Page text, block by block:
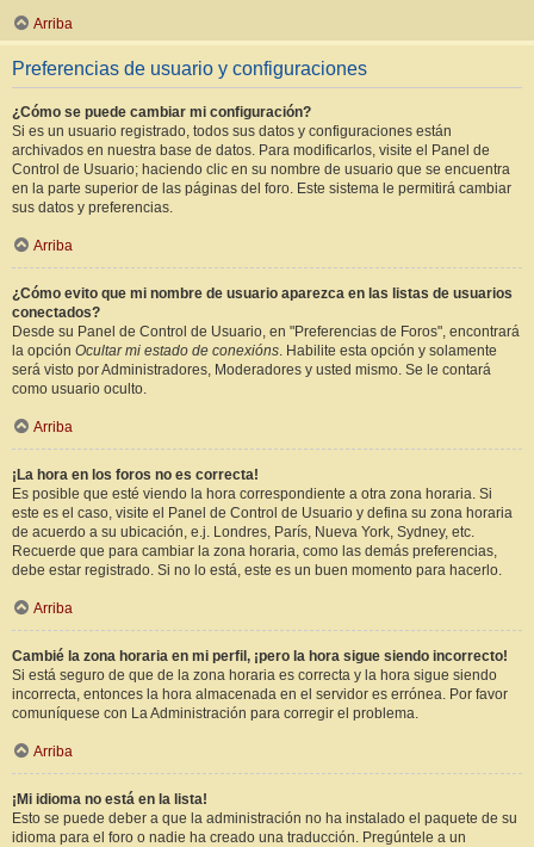
Arriba
Preferencias de usuario y configuraciones
¿Cómo se puede cambiar mi configuración?
Si es un usuario registrado, todos sus datos y configuraciones están
archivados en nuestra base de datos. Para modificarlos, visite el Panel de
Control de Usuario; haciendo clic en su nombre de usuario que se encuentra
en la parte superior de las páginas del foro. Este sistema le permitirá cambiar
sus datos y preferencias.
Arriba
¿Cómo evito que mi nombre de usuario aparezca en las listas de usuarios
conectados?
Desde su Panel de Control de Usuario, en "Preferencias de Foros", encontrará
la opción Ocultar mi estado de conexións. Habilite esta opción y solamente
será visto por Administradores, Moderadores y usted mismo. Se le contará
como usuario oculto.
Arriba
¡La hora en los foros no es correcta!
Es posible que esté viendo la hora correspondiente a otra zona horaria. Si
este es el caso, visite el Panel de Control de Usuario y defina su zona horaria
de acuerdo a su ubicación, e.j. Londres, París, Nueva York, Sydney, etc.
Recuerde que para cambiar la zona horaria, como las demás preferencias,
debe estar registrado. Si no lo está, este es un buen momento para hacerlo.
Arriba
Cambié la zona horaria en mi perfil, ¡pero la hora sigue siendo incorrecto!
Si está seguro de que de la zona horaria es correcta y la hora sigue siendo
incorrecta, entonces la hora almacenada en el servidor es errónea. Por favor
comuníquese con La Administración para corregir el problema.
Arriba
¡Mi idioma no está en la lista!
Esto se puede deber a que la administración no ha instalado el paquete de su
idioma para el foro o nadie ha creado una traducción. Pregúntele a un